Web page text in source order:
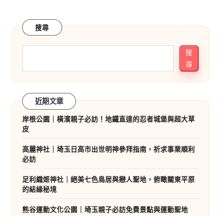
搜尋
搜
尋
近期文章
岸根公園｜橫濱親子必訪！地鐵直達的忍者城堡與超大草
皮
高麗神社｜埼玉日高市出世明神參拜指南，祈求事業順利
必訪
足利織姬神社｜絕美七色鳥居與戀人聖地，俯瞰關東平原
的結緣秘境
熊谷運動文化公園｜埼玉親子必訪免費景點與運動聖地